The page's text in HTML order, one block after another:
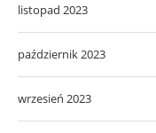
listopad 2023
październik 2023
wrzesień 2023